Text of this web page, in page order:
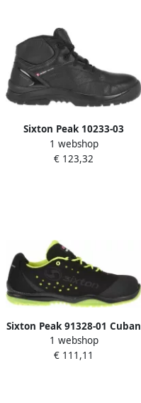
Sixton Peak 10233-03
Mondello HG S3 ESD Zwart
11.091.082.48
1 webshop
€ 123,32
Sixton Peak 91328-01 Cuban
Laag S1P | Zwart Geel |
00.091.010.38
1 webshop
€ 111,11